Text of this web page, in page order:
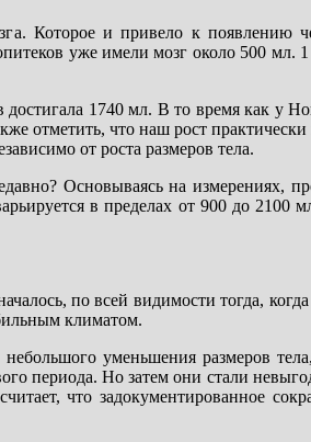
Которое и привело к появлению
уже имели мозг около 500 мл.
1740 мл. В то время как у
отметить, что наш рост
от роста размеров тела.
Основываясь на измерениях,
в пределах от 900 до 2100
по всей видимости тогда,
климатом.
уменьшения размеров
периода. Но затем они стали
что задокументированное